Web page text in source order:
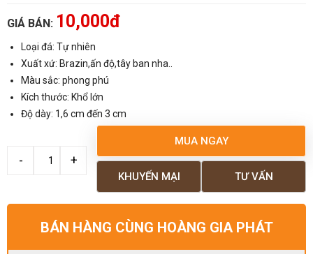
GIÁ BÁN: 10,000đ
Loại đá: Tự nhiên
Xuất xứ: Brazin,ấn độ,tây ban nha..
Màu sắc: phong phú
Kích thước: Khổ lớn
Độ dày: 1,6 cm đến 3 cm
MUA NGAY
TƯ VẤN
KHUYẾN MẠI
BÁN HÀNG CÙNG HOÀNG GIA PHÁT